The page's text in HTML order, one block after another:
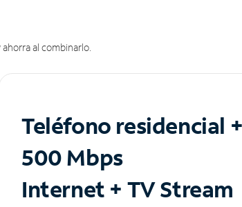
al combinarlo.
Teléfono residencial +
500 Mbps
Internet + TV Stream